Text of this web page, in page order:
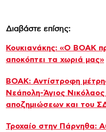
Διαβάστε επίσης:
Κουκιανάκης: «Ο ΒΟΑΚ
αποκόπτει τα χωριά μας»
ΒΟΑΚ: Αντίστροφη
Νεάπολη-Άγιος
αποζημιώσεων και του
Τροχαίο στην Πάρνηθα: